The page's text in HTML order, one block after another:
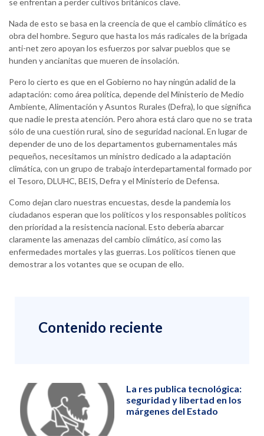
se enfrentan a perder cultivos británicos clave.
Nada de esto se basa en la creencia de que el cambio climático es
obra del hombre. Seguro que hasta los más radicales de la brigada
anti-net zero apoyan los esfuerzos por salvar pueblos que se
hunden y ancianitas que mueren de insolación.
Pero lo cierto es que en el Gobierno no hay ningún adalid de la
adaptación: como área política, depende del Ministerio de Medio
Ambiente, Alimentación y Asuntos Rurales (Defra), lo que significa
que nadie le presta atención. Pero ahora está claro que no se trata
sólo de una cuestión rural, sino de seguridad nacional. En lugar de
depender de uno de los departamentos gubernamentales más
pequeños, necesitamos un ministro dedicado a la adaptación
climática, con un grupo de trabajo interdepartamental formado por
el Tesoro, DLUHC, BEIS, Defra y el Ministerio de Defensa.
Como dejan claro nuestras encuestas, desde la pandemia los
ciudadanos esperan que los políticos y los responsables políticos
den prioridad a la resistencia nacional. Esto debería abarcar
claramente las amenazas del cambio climático, así como las
enfermedades mortales y las guerras. Los políticos tienen que
demostrar a los votantes que se ocupan de ello.
Contenido reciente
La res publica tecnológica:
seguridad y libertad en los
márgenes del Estado